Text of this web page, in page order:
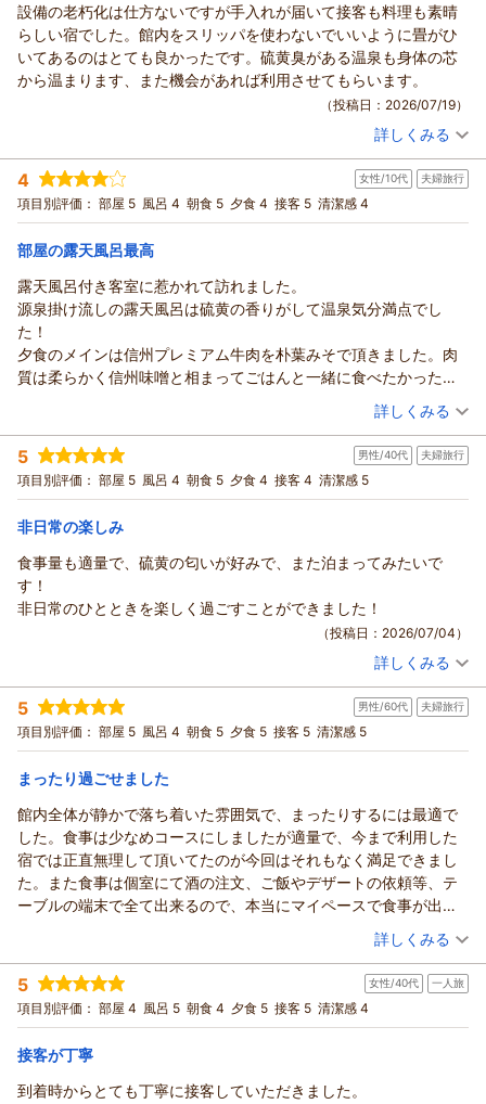
て温かいご評価をお寄せいただき、心より感謝申し上げます。
このたびは貴重なご意見をお寄せいただき、誠にありがとうご
ざいました。
玉の湯 池田
（返信日：2026/07/28）
信州戸倉上山田温泉 玉の湯からの返信
この度は当館にご宿泊いただき、誠にありがとうございまし
た。
また、ご感想をお寄せいただき、心より御礼申し上げます。
貸切風呂につきまして、ご満足いただけたご様子を伺い、嬉し
一方で、お部屋のお風呂や湯上がりにお寛ぎいただくスペース
につきまして、風が通りにくく暑さを感じられたとのこと、心
地よくお過ごしいただけず大変失礼いたしました。構造上の課
題ではございますが、お客様に少しでも快適にお過ごしいただ
けるよう、今後の空間づくりの参考とさせていただきます。
め細やかなおもてなしに努めてまいります。ご投稿いただき、
誠にありがとうございました。
玉の湯 池田
（返信日：2026/07/28）
設備の老朽化は仕方ないですが手入れが届いて接客も料理も素晴
らしい宿でした。館内をスリッパを使わないでいいように畳がひ
いてあるのはとても良かったです。硫黄臭がある温泉も身体の芯
から温まります、また機会があれば利用させてもらいます。
（投稿日：2026/07/19）
投稿者： おっちゃんさん(男性/50代)
宿泊プラン： 5％OFF～【本館｜陶然閣｜お部屋おまかせ】1泊2食★スタン
ダード≪和≫｜個室食
和室 朝・夕 朝/個室利用 夕/個室利用
宿泊価格帯： 18,001～19,000円(大人一人あたり/税込)
この度は当館にご宿泊いただき、誠にありがとうございまし
た。
また、ご感想をお寄せいただき、心より御礼申し上げます。
館内の手入れやお料理、接客につきまして温かいお言葉を頂戴
し、誠にありがとうございます。日頃より快適にお過ごしいた
だけるよう努めておりますので、お言葉を大変励みに感じてお
ります。
また、温泉で身体の芯から温まっていただき、源泉かけ流しな
らではの魅力をご堪能いただけたご様子を伺い、何よりでござ
います。
これからも心地よいひとときをお届けできますよう、お客様に
す日を、心よりお待ち申し上げております。
玉の湯 池田
（返信日：2026/07/28）
詳しくみる
4 女性/10代 夫婦旅行
項目別評価： 部屋 5 風呂 4 朝食 5 夕食 4 接客 5 清潔感 4
部屋の露天風呂最高
露天風呂付き客室に惹かれて訪れました。
源泉掛け流しの露天風呂は硫黄の香りがして温泉気分満点でし
た！
夕食のメインは信州プレミアム牛肉を朴葉みそで頂きました。肉
質は柔らかく信州味噌と相まってごはんと一緒に食べたかったで
す！その他の料理も随所にこだわりが感じられとても美味しかっ
朝食は蕎麦粥がめちゃ美味しかった！品数も結構ありごはんおか
わりしてしまいました！
部屋はリノベーションされており趣の中にも新しさを感じること
接客も良く素晴らしい！今では珍しい車寄せの方もいてびっくり
しました。
また信州に行く際はぜひ利用したい旅館となりました！
（投稿日：2026/07/05）
宿泊時期： 2026年07月宿泊 (夫婦旅行)
投稿者： ひめさん
宿泊プラン： 期間限定★直前！大幅割引【温泉付離れ｜美松亭】スタンダー
ド≪和≫｜個室食
和洋室 朝・夕 朝/個室利用 夕/個室利用
宿泊価格帯： 27,001～28,000円(大人一人あたり/税込)
信州戸倉上山田温泉 玉の湯からの返信
この度は当館にご宿泊いただき、誠にありがとうございまし
た。
また、ご滞在のご感想をお寄せいただき、心より御礼申し上げ
露天風呂付き客室に魅力を感じてお越しいただき、源泉かけ流
しの温泉を硫黄の香りとともにご満喫いただけたご様子を伺
い、大変嬉しく存じます。
また、プレミアム信州牛の朴葉味噌焼きや蕎麦粥をはじめ、お
食事もご満足いただけたとのこと、調理スタッフにとりまして
再びお越しいただいた際にも、ご期待に添えるご滞在をお届け
できますよう、これからも真心を込めたおもてなしに努めてま
いります。
玉の湯 池田
（返信日：2026/07/28）
詳しくみる
5 男性/40代 夫婦旅行
項目別評価： 部屋 5 風呂 4 朝食 5 夕食 4 接客 4 清潔感 5
非日常の楽しみ
食事量も適量で、硫黄の匂いが好みで、また泊まってみたいで
す！
非日常のひとときを楽しく過ごすことができました！
（投稿日：2026/07/04）
投稿者： まさくんさん(男性/40代)
宿泊プラン： 【離れ宿泊｜基本企画】温泉付離れ『美松亭』1泊2食 ●個室
食●
和洋室 朝・夕 朝/個室利用 夕/個室利用
宿泊価格帯： 30,001円以上(大人一人あたり/税込)
この度は当館にご宿泊いただき、誠にありがとうございまし
た。
また、お忙しい中ご滞在のご感想をお寄せいただきましたこ
と、心より御礼申し上げます。
お食事や硫黄の香り漂う温泉をお気に召していただき、非日常
のひとときを楽しくお過ごしいただけたご様子を伺い、大変嬉
しく存じます。
これからも、日常を離れて心安らぐひとときをお届けできます
よう、努めてまいります。また季節を変えてお会いできます日
を、心よりお待ち申し上げております。
玉の湯 池田
詳しくみる
5 男性/60代 夫婦旅行
項目別評価： 部屋 5 風呂 4 朝食 5 夕食 5 接客 5 清潔感 5
まったり過ごせました
館内全体が静かで落ち着いた雰囲気で、まったりするには最適で
した。食事は少なめコースにしましたが適量で、今まで利用した
宿では正直無理して頂いてたのが今回はそれもなく満足できまし
た。また食事は個室にて酒の注文、ご飯やデザートの依頼等、テ
ーブルの端末で全て出来るので、本当にマイペースで食事が出来
たのが良かったです。また風呂に関しては大浴場は最上階なので
見晴らしが良く千曲川も眺める事が出来、風も心地よく癒されま
した。部屋の露天風呂は陶器タイプで若干窮屈さも感じましたが
誰にも邪魔される事なくまたお湯もぬるめなのでどっぷりと浸か
れました。あと忘れてはいけないのが従業員の皆様が全員親切だ
の皆様のお陰かと思います。長々となりましたが千曲方面に出掛
ける際にはまた利用したいと思います。
（投稿日：2026/07/01）
宿泊時期： 2026年06月宿泊 (夫婦旅行)
投稿者： mashさん
宿泊プラン： 平日割★60歳以上【温泉付離れ｜美松亭】お料理少なめ♪スタ
ンダード｜個室食
和洋室 朝・夕 朝/個室利用 夕/個室利用
宿泊価格帯：
信州戸倉上山田温泉 玉の湯からの返信
詳しくみる
5 女性/40代 一人旅
項目別評価： 部屋 4 風呂 5 朝食 4 夕食 5 接客 5 清潔感 4
接客が丁寧
到着時からとても丁寧に接客していただきました。